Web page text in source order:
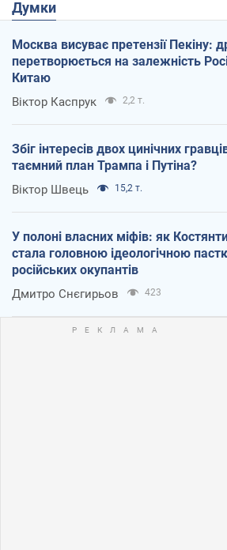
Думки
Москва висуває претензії Пекіну:
перетворюється на залежність
Китаю
Віктор Каспрук 2,2 т.
Збіг інтересів двох цинічних
таємний план Трампа і Путіна?
Віктор Швець 15,2 т.
У полоні власних міфів: як
стала головною ідеологічною
російських окупантів
Дмитро Снєгирьов 423